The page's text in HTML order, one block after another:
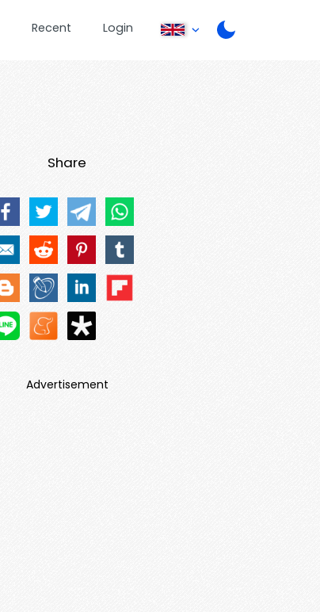
Recent Login
Share
Advertisement